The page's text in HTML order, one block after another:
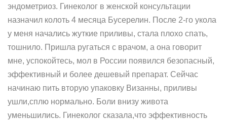
эндометриоз. Гинеколог в женской консультации
назначил колоть 4 месяца Бусерелин. После 2-го укола
у меня начались жуткие приливы, стала плохо спать,
тошнило. Пришла ругаться с врачом, а она говорит
мне, успокойтесь, мол в России появился безопасный,
эффективный и более дешевый препарат. Сейчас
начинаю пить вторую упаковку Визанны, приливы
ушли,сплю нормально. Боли внизу живота
уменьшились. Гинеколог сказала,что эффективность